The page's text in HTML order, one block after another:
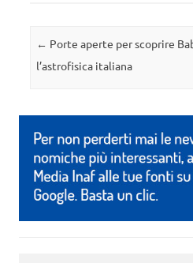
Navigazione articolo
← Porte aperte per scoprire
l’astrofisica italiana